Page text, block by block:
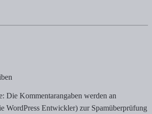
Die Kommentarangaben werden an
WordPress Entwickler) zur Spamüberprüfung